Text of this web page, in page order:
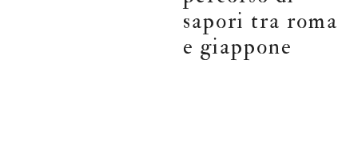
sapori tra roma
e giappone